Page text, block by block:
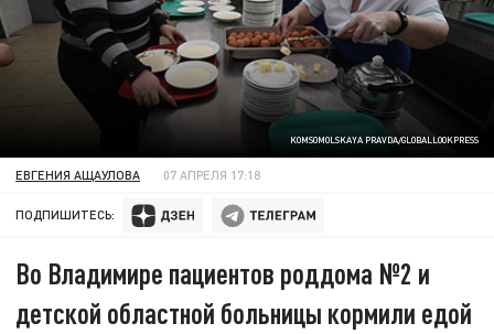
KOMSOMOLSKAYA PRAVDA/GLOBALLOOKPRESS
ЕВГЕНИЯ АЩАУЛОВА 07 АПРЕЛЯ 17:18
ПОДПИШИТЕСЬ:
Во Владимире пациентов роддома №2 и
детской областной больницы кормили едой